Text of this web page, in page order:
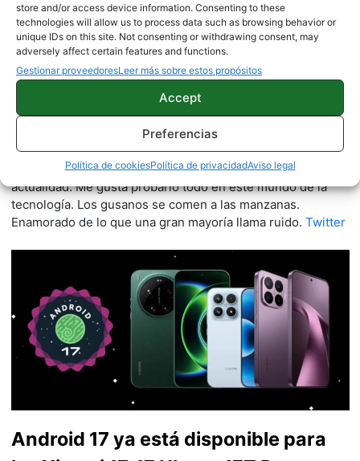
store and/or access device information. Consenting to these
technologies will allow us to process data such as browsing behavior or
unique IDs on this site. Not consenting or withdrawing consent, may
adversely affect certain features and functions.
Gestionar proveedoresLeer más sobre estos propósitos
Accept
Preferencias
Política de cookiesPolítica de privacidadAviso legal
11059 artículos publicados en ProAndroid desde 2020.
Redactor en Pro Android | Apasionado de ese Androide
verde que tanto esconde. Se comenta que tecleo sobre
actualidad. Me gusta probarlo todo en este mundo de la
tecnología. Los gusanos se comen a las manzanas.
Enamorado de lo que una gran mayoría llama ruido. Twitter
Android 17 ya está disponible para